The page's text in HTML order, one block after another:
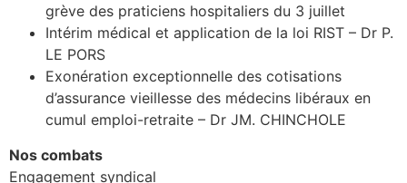
grève des praticiens hospitaliers du 3 juillet
Intérim médical et application de la loi RIST – Dr P.
LE PORS
Exonération exceptionnelle des cotisations
d’assurance vieillesse des médecins libéraux en
cumul emploi-retraite – Dr JM. CHINCHOLE
Nos combats
Engagement syndical